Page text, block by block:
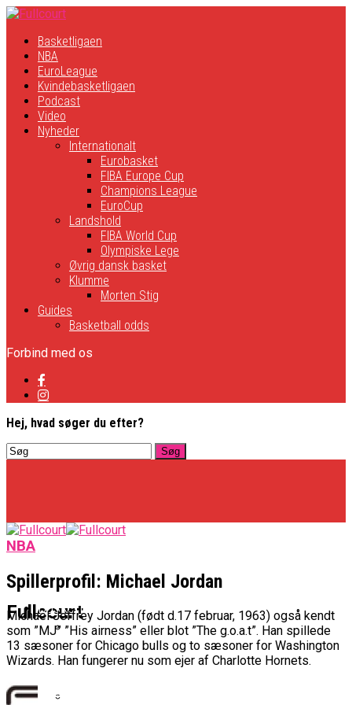
Basketligaen
NBA
EuroLeague
Kvindebasketligaen
Podcast
Video
Nyheder
Internationalt
Eurobasket
FIBA Europe Cup
Champions League
EuroCup
Landshold
FIBA World Cup
Olympiske Lege
Øvrig dansk basket
Klumme
Morten Stig
Guides
Basketball odds
Forbind med os
Hej, hvad søger du efter?
Fullcourt
Basketligaen
Officielt: Vejen Gafler Dansker Hos Rabbits
NBA
NBA
Spillerprofil: Michael Jordan
Michael Jeffrey Jordan (født d.17 februar, 1963) også kendt
som ”MJ” ”His airness” eller blot ”The g.o.a.t”. Han spillede
13 sæsoner for Chicago bulls og to sæsoner for Washington
Wizards. Han fungerer nu som ejer af Charlotte Hornets.